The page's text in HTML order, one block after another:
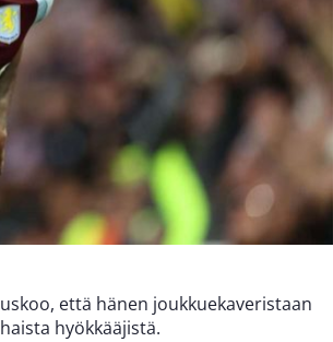
uskoo, että hänen joukkuekaveristaan
hyökkääjistä.